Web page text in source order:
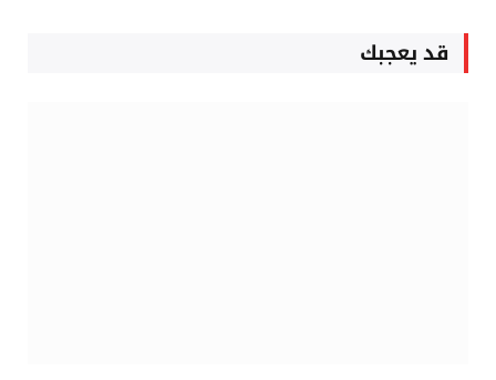
قد يعجبك